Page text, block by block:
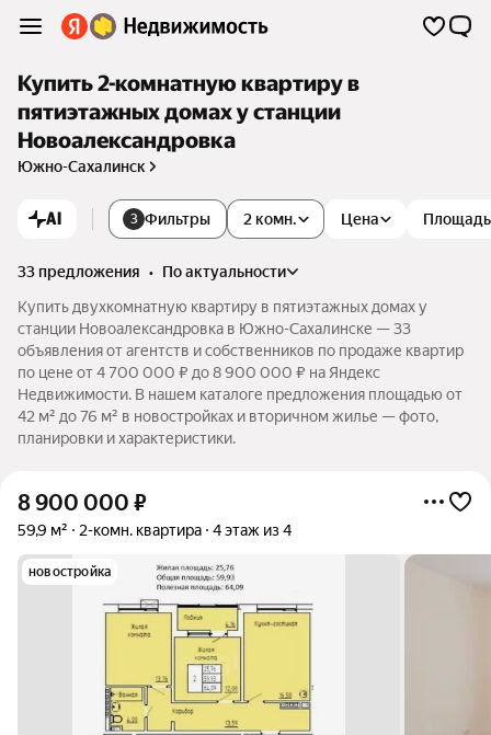
Купить 2-комнатную квартиру в
пятиэтажных домах у станции
Новоалександровка
Южно-Сахалинск
AI 3 Фильтры 2 комн. Цена Площадь
33 предложения •
по актуальности
Купить двухкомнатную квартиру в пятиэтажных домах у
станции Новоалександровка в Южно-Сахалинске — 33
объявления от агентств и собственников по продаже квартир
по цене от 4 700 000 ₽ до 8 900 000 ₽ на Яндекс
Недвижимости. В нашем каталоге предложения площадью от
42 м² до 76 м² в новостройках и вторичном жилье — фото,
планировки и характеристики.
8 900 000 ₽
59,9 м² 2-комн. квартира 4 этаж из 4
новостройка